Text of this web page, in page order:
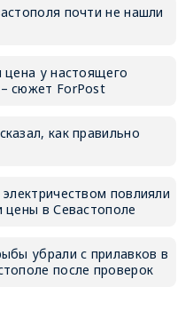
почти не нашли
цена у настоящего
сюжет ForPost
как правильно
повлияли
цены в Севастополе
убрали с прилавков в
после проверок